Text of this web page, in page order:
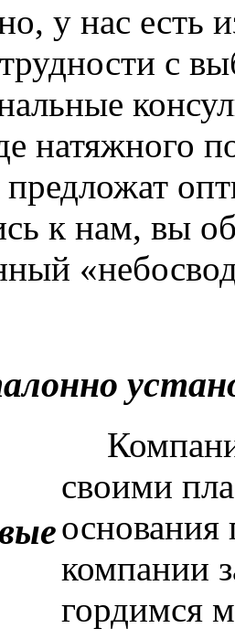
у нас есть
с
натяжного
к нам, вы
своими
основания
компании
гордимся